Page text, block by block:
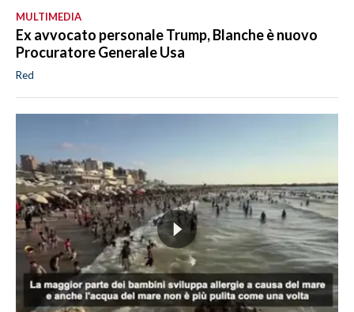
MULTIMEDIA
Ex avvocato personale Trump, Blanche è nuovo
Procuratore Generale Usa
Red